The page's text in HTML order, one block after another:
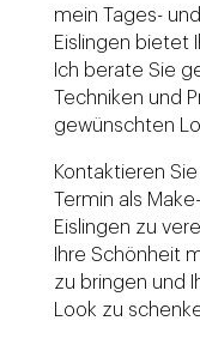
mein Tages-
Eislingen bietet
Ich berate Sie
Techniken und
gewünschten
Kontaktieren
Termin als
Eislingen zu
Ihre Schönheit
zu bringen und
Look zu